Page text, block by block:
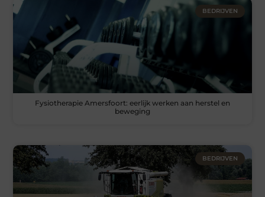
BEDRIJVEN
Fysiotherapie Amersfoort: eerlijk werken aan herstel en
beweging
BEDRIJVEN